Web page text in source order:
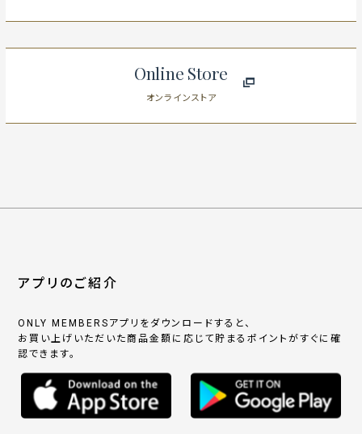
Online Store
オンラインストア
アプリのご紹介
ONLY MEMBERSアプリをダウンロードすると、
お買い上げいただいた商品金額に応じて貯まるポイントがすぐに確
認できます。